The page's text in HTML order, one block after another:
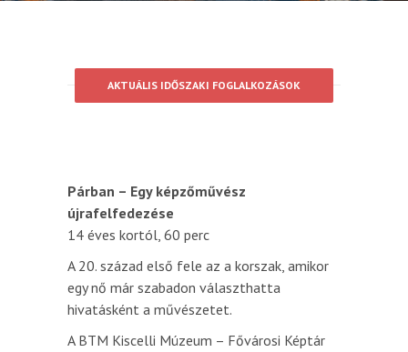
AKTUÁLIS IDŐSZAKI FOGLALKOZÁSOK
Párban – Egy képzőművész
újrafelfedezése
14 éves kortól, 60 perc
A 20. század első fele az a korszak, amikor
egy nő már szabadon választhatta
hivatásként a művészetet.
A BTM Kiscelli Múzeum – Fővárosi Képtár